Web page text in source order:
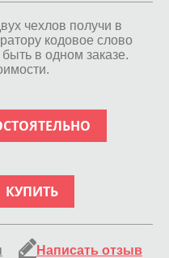
чехлов получи в
кодовое слово
в одном заказе.
КУПИТЬ
Написать отзыв